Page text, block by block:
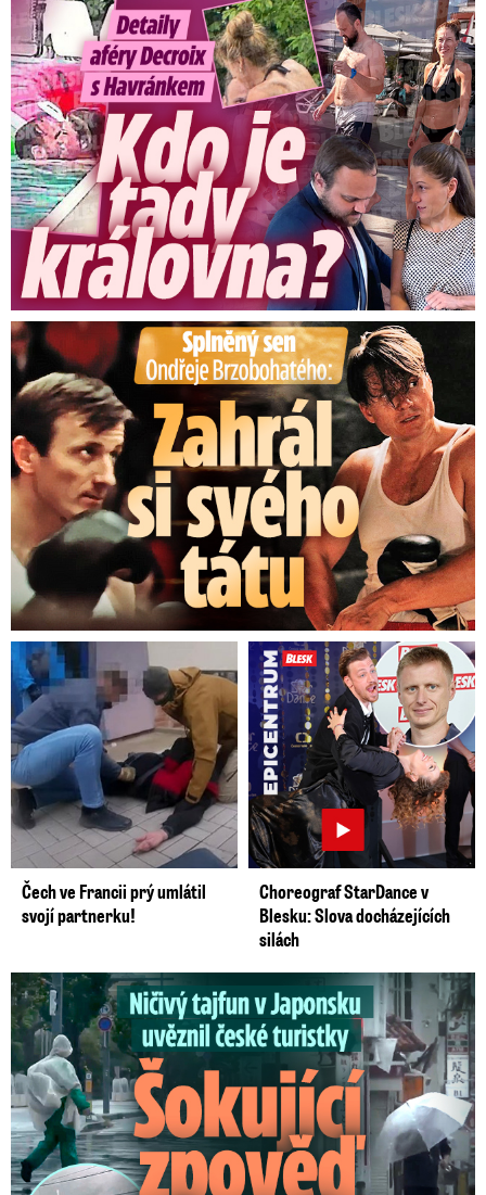
Detaily aféry Decroix s Havránkem: Kdo je tady královna?
Splněný sen Ondřeje Brzobohatého: Zahrál si svého tátu
Čech ve Francii prý umlátil
svojí partnerku!
Choreograf StarDance v
Blesku: Slova docházejících
silách
Ničivý tajfun uvěznil české turistky: Šokující zpověď